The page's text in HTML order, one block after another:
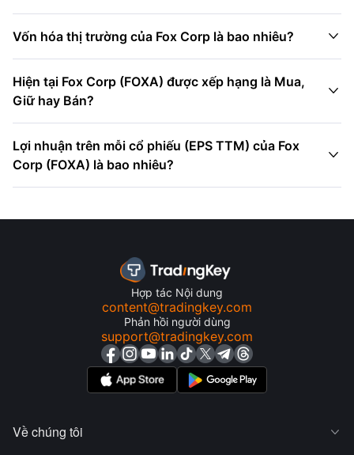
Vốn hóa thị trường của Fox Corp là bao nhiêu? 
Hiện tại Fox Corp (FOXA) được xếp hạng là Mua,
Giữ hay Bán?

Lợi nhuận trên mỗi cổ phiếu (EPS TTM) của Fox
Corp (FOXA) là bao nhiêu?

Hợp tác Nội dung
content@tradingkey.com
Phản hồi người dùng
support@tradingkey.com
Về chúng tôi 